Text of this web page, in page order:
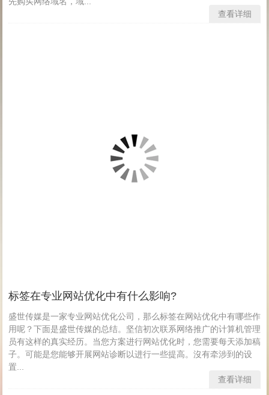
查看详细
标签在专业网站优化中有什么影响?
盛世传媒是一家专业网站优化公司，那么标签在网站优化中有哪些作
用呢？下面是盛世传媒的总结。坚信初次联系网络推广的计算机管理
员有这样的真实经历。当您方案进行网站优化时，您需要每天添加稿
子。可能是您能够开展网站诊断以进行一些提高。沒有牵涉到的设
置...
查看详细